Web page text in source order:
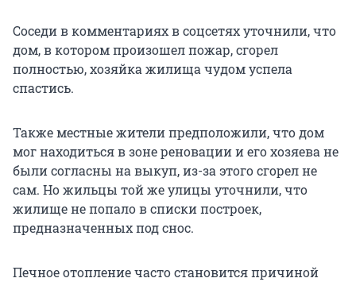
Соседи в комментариях в соцсетях уточнили, что
дом, в котором произошел пожар, сгорел
полностью, хозяйка жилища чудом успела
спастись.
Также местные жители предположили, что дом
мог находиться в зоне реновации и его хозяева не
были согласны на выкуп, из-за этого сгорел не
сам. Но жильцы той же улицы уточнили, что
жилище не попало в списки построек,
предназначенных под снос.
Печное отопление часто становится причиной